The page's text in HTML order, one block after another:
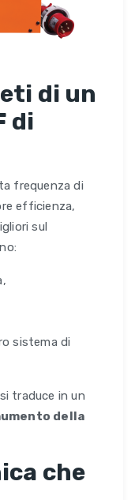
di un
di
frequenza di
efficienza,
sul
sistema di
traduce in un
della
che